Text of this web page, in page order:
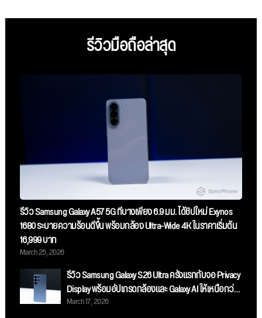
รีวิวมือถือล่าสุด
รีวิว Samsung Galaxy A57 5G ที่บางเพียง 6.9 มม. ได้ชิปใหม่ Exynos
1680 ระบายความร้อนดีขึ้น พร้อมกล้อง Ultra-Wide 4K ในราคาเริ่มต้น
16,999 บาท
March 25, 2026
รีวิว Samsung Galaxy S26 Ultra ครั้งแรกกับจอ Privacy
Display พร้อมอัปเกรดกล้องและ Galaxy AI ให้เหนือกว่า
เดิม
March 17, 2026